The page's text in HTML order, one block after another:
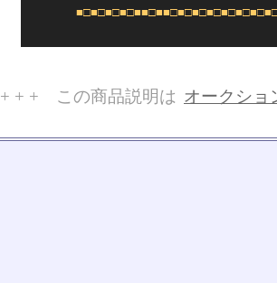
+ + + この商品説明は オークショ